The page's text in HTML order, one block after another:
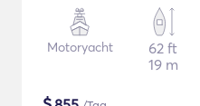
Motoryacht
62 ft
19 m